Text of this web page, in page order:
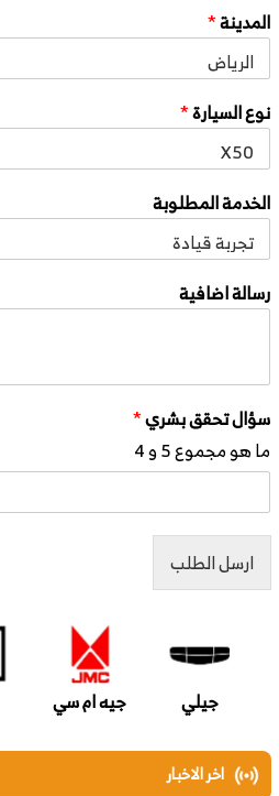
المدينة*
نوع السيارة*
الخدمة المطلوبة
رسالة اضافية
سؤال تحقق بشري*
ما هو مجموع 5 و 4
ارسل الطلب
جيلي جيه ام سي
اخر الاخبار